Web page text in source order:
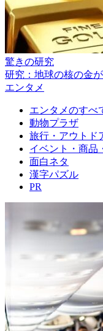
驚きの研究
研究：地球の核の金
エンタメ
エンタメのすべ
動物プラザ
旅行・アウトド
イベント・商品
面白ネタ
漢字パズル
PR